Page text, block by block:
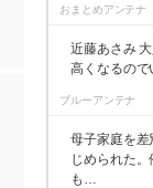
おまとめアンテナ
近藤あさみ
高くなるので
ブルーアンテナ
母子家庭を差
じめられた
も…